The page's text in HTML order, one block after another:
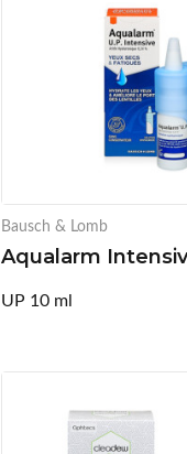
Bausch & Lomb
Aqualarm
UP 10 ml